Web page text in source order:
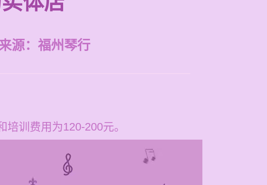
源： 福州琴行
训费用为120-200元。